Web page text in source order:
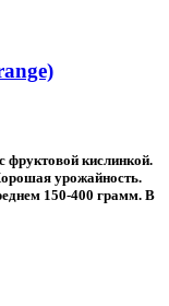
фруктовой кислинкой.
урожайность.
150-400 грамм. В